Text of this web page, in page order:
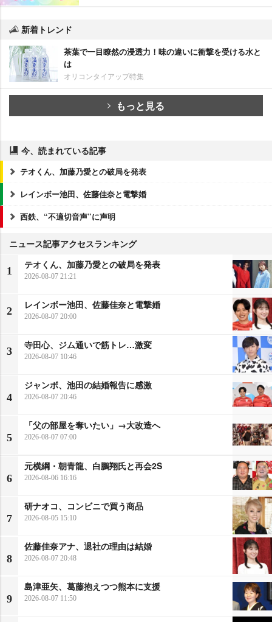
新着トレンド
茶葉で一目瞭然の浸透力！味の違いに衝撃を受ける水と
は
オリコンタイアップ特集
もっと見る
今、読まれている記事
テオくん、加藤乃愛との破局を発表
レインボー池田、佐藤佳奈と電撃婚
西鉄、“不適切音声”に声明
ニュース記事アクセスランキング
1
テオくん、加藤乃愛との破局を発表
2026-08-07 21:21
2
レインボー池田、佐藤佳奈と電撃婚
2026-08-07 20:00
3
寺田心、ジム通いで筋トレ…激変
2026-08-07 10:46
4
ジャンボ、池田の結婚報告に感激
2026-08-07 20:46
5
「父の部屋を奪いたい」→大改造へ
2026-08-07 07:00
6
元横綱・朝青龍、白鵬翔氏と再会2S
2026-08-06 16:16
7
研ナオコ、コンビニで買う商品
2026-08-05 15:10
8
佐藤佳奈アナ、退社の理由は結婚
2026-08-07 20:48
9
島津亜矢、葛藤抱えつつ熊本に支援
2026-08-07 11:50